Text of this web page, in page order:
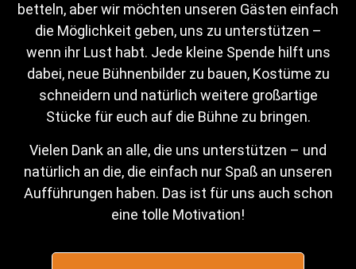
PREMIERE 12.10.2024 – Verkauf startet am 02.09.2024
10:00 Uhr
Drei Mal Leben
betteln, aber wir möchten unseren Gästen einfach
die Möglichkeit geben, uns zu unterstützen –
wenn ihr Lust habt. Jede kleine Spende hilft uns
dabei, neue Bühnenbilder zu bauen, Kostüme zu
schneidern und natürlich weitere großartige
Stücke für euch auf die Bühne zu bringen.
Vielen Dank an alle, die uns unterstützen – und
natürlich an die, die einfach nur Spaß an unseren
Aufführungen haben. Das ist für uns auch schon
eine tolle Motivation!